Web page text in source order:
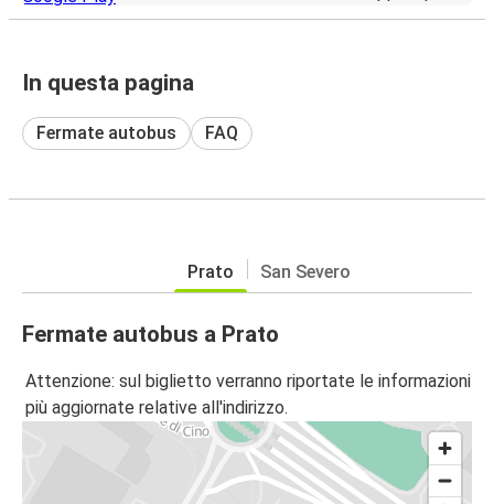
In questa pagina
Fermate autobus FAQ
Prato San Severo
Fermate autobus a Prato
Attenzione: sul biglietto verranno riportate le informazioni
più aggiornate relative all'indirizzo.